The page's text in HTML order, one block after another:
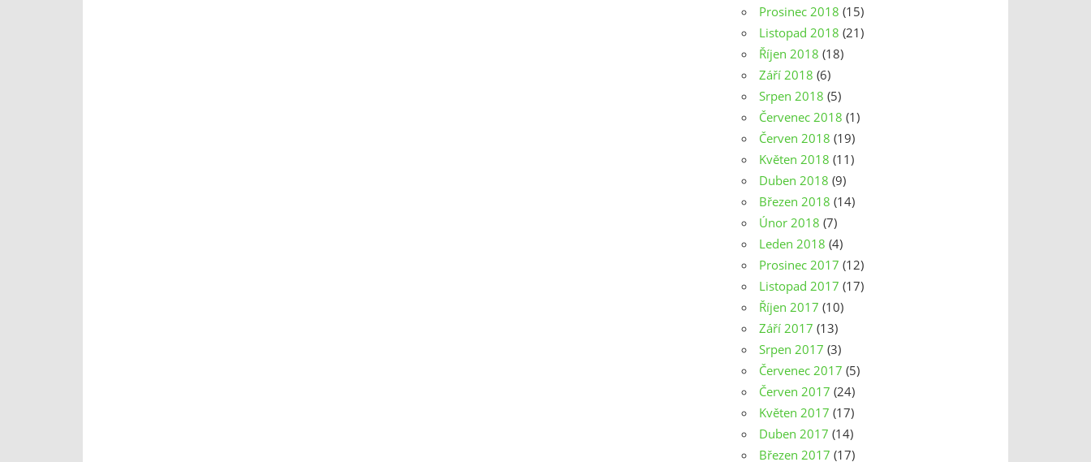
Prosinec 2018 (15)
Listopad 2018 (21)
Říjen 2018 (18)
Září 2018 (6)
Srpen 2018 (5)
Červenec 2018 (1)
Červen 2018 (19)
Květen 2018 (11)
Duben 2018 (9)
Březen 2018 (14)
Únor 2018 (7)
Leden 2018 (4)
Prosinec 2017 (12)
Listopad 2017 (17)
Říjen 2017 (10)
Září 2017 (13)
Srpen 2017 (3)
Červenec 2017 (5)
Červen 2017 (24)
Květen 2017 (17)
Duben 2017 (14)
Březen 2017 (17)